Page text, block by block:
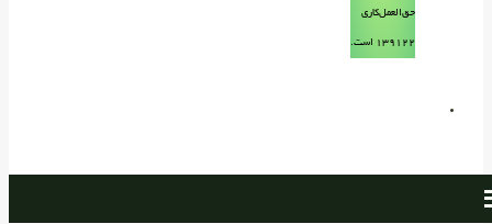
حق‌العمل‌کاری
۱۳۹۱۲۲ است.